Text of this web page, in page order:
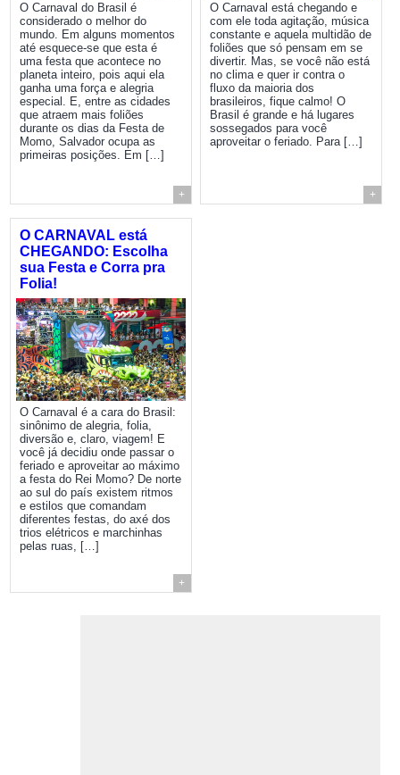
O Carnaval do Brasil é
considerado o melhor do
mundo. Em alguns momentos
até esquece-se que esta é
uma festa que acontece no
planeta inteiro, pois aqui ela
ganha uma força e alegria
especial. E, entre as cidades
que atraem mais foliões
durante os dias da Festa de
Momo, Salvador ocupa as
primeiras posições. Em […]
+
O Carnaval está chegando e
com ele toda agitação, música
constante e aquela multidão de
foliões que só pensam em se
divertir. Mas, se você não está
no clima e quer ir contra o
fluxo da maioria dos
brasileiros, fique calmo! O
Brasil é grande e há lugares
sossegados para você
aproveitar o feriado. Para […]
+
O CARNAVAL está
CHEGANDO: Escolha
sua Festa e Corra pra
Folia!
O Carnaval é a cara do Brasil:
sinônimo de alegria, folia,
diversão e, claro, viagem! E
você já decidiu onde passar o
feriado e aproveitar ao máximo
a festa do Rei Momo? De norte
ao sul do país existem ritmos
e estilos que comandam
diferentes festas, do axé dos
trios elétricos e marchinhas
pelas ruas, […]
+